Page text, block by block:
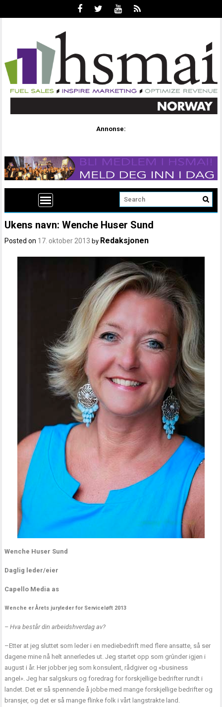
Annonse:
Ukens navn: Wenche Huser Sund
Posted on 17. oktober 2013 by Redaksjonen
Wenche Huser Sund
Daglig leder/eier
Capello Media as
Wenche er Årets juryleder for Serviceløft 2013
– Hva består din arbeidshverdag av?
–Etter at jeg sluttet som leder i en mediebedrift med flere ansatte, så ser
dagene mine nå helt annerledes ut. Jeg startet opp som grûnder igjen i
august i år. Her jobber jeg som konsulent, rådgiver og «business
angel». Jeg har salgskurs og foredrag for forskjellige bedrifter rundt i
landet. Det er så spennende å jobbe med mange forskjellige bedrifter og
bransjer, og det er så mange flinke folk i vårt langstrakte land.